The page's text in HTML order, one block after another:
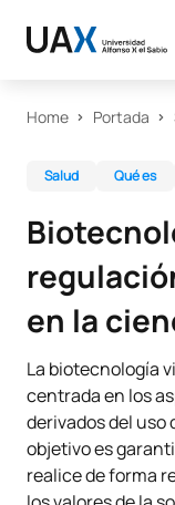
Home Portada
Salud Qué es
en la
La biotecnología
centrada en los
derivados del uso
objetivo es
realice de forma